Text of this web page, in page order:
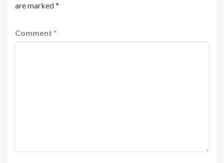
are marked*
Comment *